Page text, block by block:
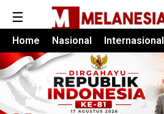
☰
Home Nasional Internasional